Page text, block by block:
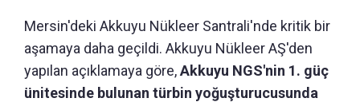
Mersin'deki Akkuyu Nükleer Santrali'nde kritik bir
aşamaya daha geçildi. Akkuyu Nükleer AŞ'den
yapılan açıklamaya göre,Akkuyu NGS'nin 1. güç
ünitesinde bulunan türbin yoğuşturucusunda